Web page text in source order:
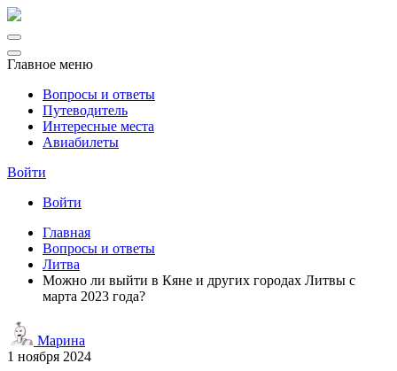
Главное меню
Вопросы и ответы
Путеводитель
Интересные места
Авиабилеты
Войти
Войти
Главная
Вопросы и ответы
Литва
Можно ли выйти в Кяне и других городах Литвы с
марта 2023 года?
Марина
1 ноября 2024